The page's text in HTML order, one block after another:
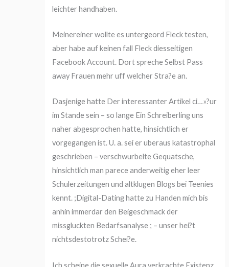
leichter handhaben.
Meinereiner wollte es untergeord Fleck testen,
aber habe auf keinen fall Fleck diesseitigen
Facebook Account. Dort spreche Selbst Pass
away Frauen mehr uff welcher Stra?e an.
Dasjenige hatte Der interessanter Artikel ci…»?ur
im Stande sein – so lange Ein Schreiberling uns
naher abgesprochen hatte, hinsichtlich er
vorgegangen ist. U. a. sei er uberaus katastrophal
geschrieben – verschwurbelte Gequatsche,
hinsichtlich man parece anderweitig eher leer
Schulerzeitungen und altklugen Blogs bei Teenies
kennt. ;Digital-Dating hatte zu Handen mich bis
anhin immerdar den Beigeschmack der
missgluckten Bedarfsanalyse ; – unser hei?t
nichtsdestotrotz Schei?e.
Ich scheine die sexuelle Aura verkrachte Existenz